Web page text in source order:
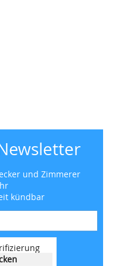
und Zimmerer
kündbar